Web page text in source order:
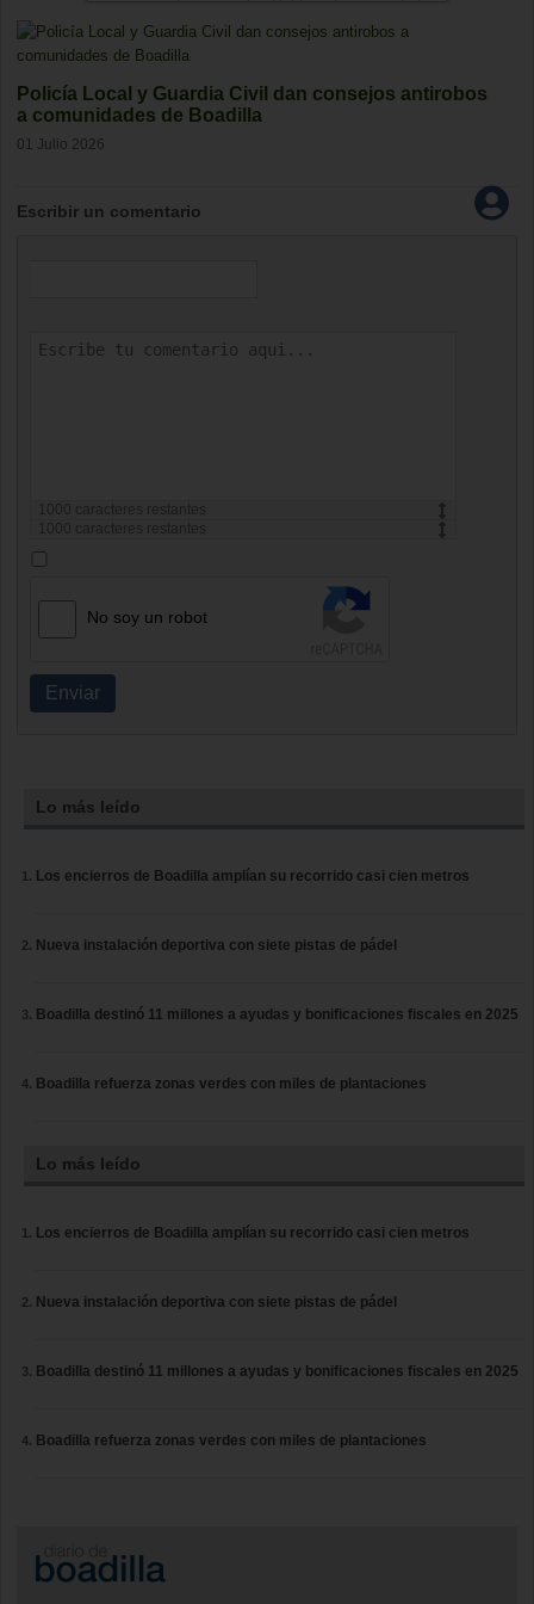
Policía Local y Guardia Civil dan consejos antirobos
a comunidades de Boadilla
01 Julio 2026
Escribir un comentario
caracteres restantes
caracteres restantes
No soy un robot
Enviar
Lo más leído
Los encierros de Boadilla amplían su recorrido casi cien metros
Nueva instalación deportiva con siete pistas de pádel
Boadilla destinó 11 millones a ayudas y bonificaciones fiscales en 2025
Boadilla refuerza zonas verdes con miles de plantaciones
Lo más leído
Los encierros de Boadilla amplían su recorrido casi cien metros
Nueva instalación deportiva con siete pistas de pádel
Boadilla destinó 11 millones a ayudas y bonificaciones fiscales en 2025
Boadilla refuerza zonas verdes con miles de plantaciones